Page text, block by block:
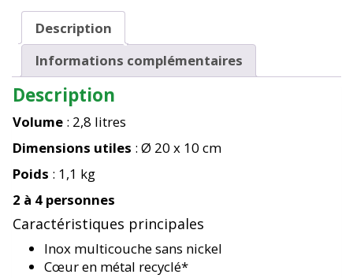
inox
20cm
myrtille
Cookut
Description
Informations complémentaires
Description
Volume : 2,8 litres
Dimensions utiles : Ø 20 x 10 cm
Poids : 1,1 kg
2 à 4 personnes
Caractéristiques principales
Inox multicouche sans nickel
Cœur en métal recyclé*